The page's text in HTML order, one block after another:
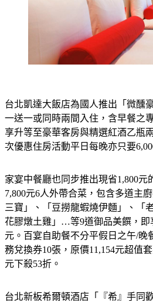
台北凱達大飯店為國人推出「微醺
一送一或同時兩間入住，含早餐之
享升等至豪華客房與精選紅酒乙瓶
次優惠住房活動平日每晚亦只要
家宴中餐廳也同步推出現省1,800元
7,800元6人外帶合菜，包含多道主
三寶」、「豆撈龍蝦燒伊麵」、「
花膠燉土雞」…等9道御品美饌，即
元。百宴自助餐不分平假日之午/晚
務兌換券10張，原價11,154元超值
元下殺53折。
台北新板希爾頓酒店「『希』手同